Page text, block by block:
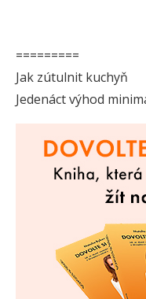
=========
Jak zútulnit kuchyň
Jedenáct výhod